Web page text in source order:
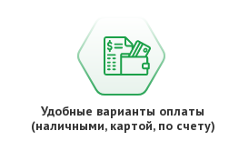
Удобные варианты оплаты
(наличными, картой, по счету)